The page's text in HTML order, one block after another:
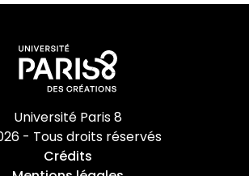
Université Paris 8
- Tous droits réservés
Crédits